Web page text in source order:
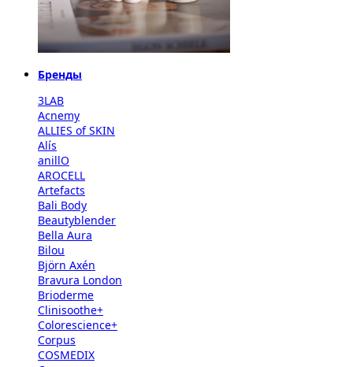
Бренды
3LAB
Acnemy
ALLIES of SKIN
Alís
anillO
AROCELL
Artefacts
Bali Body
Beautyblender
Bella Aura
Bilou
Björn Axén
Bravura London
Brioderme
Clinisoothe+
Colorescience+
Corpus
COSMEDIX